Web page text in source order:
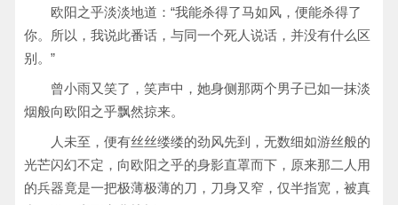
欧阳之乎淡淡地道：“我能杀得了马如风，便能杀得了
你。所以，我说此番话，与同一个死人说话，并没有什么区
别。”
曾小雨又笑了，笑声中，她身侧那两个男子已如一抹淡
烟般向欧阳之乎飘然掠来。
人未至，便有丝丝缕缕的劲风先到，无数细如游丝般的
光芒闪幻不定，向欧阳之乎的身影直罩而下，原来那二人用
的兵器竟是一把极薄极薄的刀，刀身又窄，仅半指宽，被真